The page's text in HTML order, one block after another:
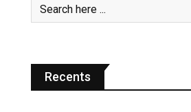
Recents